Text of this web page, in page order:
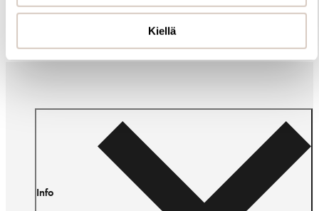
Kiellä
Info